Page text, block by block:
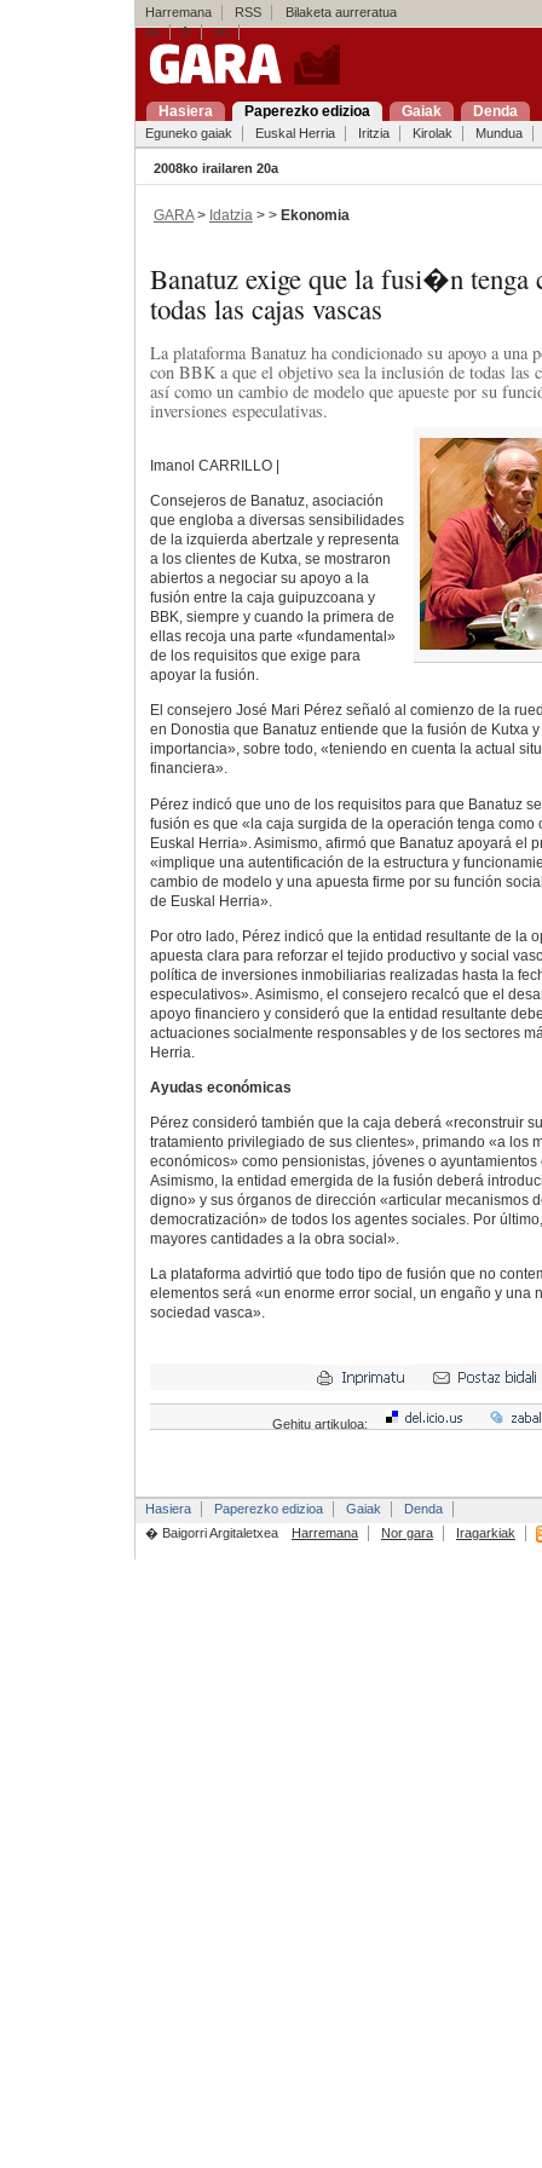
Harremana RSS
Bilaketa aurreratua
es
fr en
Hasiera Paperezko edizioa Gaiak Denda
Eguneko gaiak Euskal Herria Iritzia Kirolak Mundua
2008ko irailaren 20a
GARA> Idatzia > > Ekonomia
Banatuz exige que la fusi�n tenga
todas las cajas vascas
La plataforma Banatuz ha condicionado su apoyo a una
con BBK a que el objetivo sea la inclusión de todas las
así como un cambio de modelo que apueste por su
inversiones especulativas.
Imanol CARRILLO |
Consejeros de Banatuz, asociación
que engloba a diversas sensibilidades
de la izquierda abertzale y representa
a los clientes de Kutxa, se mostraron
abiertos a negociar su apoyo a la
fusión entre la caja guipuzcoana y
BBK, siempre y cuando la primera de
ellas recoja una parte «fundamental»
de los requisitos que exige para
apoyar la fusión.
El consejero José Mari Pérez señaló al comienzo de la
en Donostia que Banatuz entiende que la fusión de Kutxa
importancia», sobre todo, «teniendo en cuenta la actual
financiera».
Pérez indicó que uno de los requisitos para que Banatuz
fusión es que «la caja surgida de la operación tenga como
Euskal Herria». Asimismo, afirmó que Banatuz apoyará el
«implique una autentificación de la estructura y
cambio de modelo y una apuesta firme por su función
de Euskal Herria».
Por otro lado, Pérez indicó que la entidad resultante de la
apuesta clara para reforzar el tejido productivo y social
política de inversiones inmobiliarias realizadas hasta la
especulativos». Asimismo, el consejero recalcó que el
apoyo financiero y consideró que la entidad resultante
actuaciones socialmente responsables y de los sectores
Herria.
Ayudas económicas
Pérez consideró también que la caja deberá «reconstruir
tratamiento privilegiado de sus clientes», primando «a los
económicos» como pensionistas, jóvenes o ayuntamientos
Asimismo, la entidad emergida de la fusión deberá
digno» y sus órganos de dirección «articular mecanismos
democratización» de todos los agentes sociales. Por
mayores cantidades a la obra social».
La plataforma advirtió que todo tipo de fusión que no
elementos será «un enorme error social, un engaño y una
sociedad vasca».
Gehitu artikuloa:
Hasiera Paperezko edizioa Gaiak
Denda
� Baigorri Argitaletxea
Harremana Nor gara Iragarkiak